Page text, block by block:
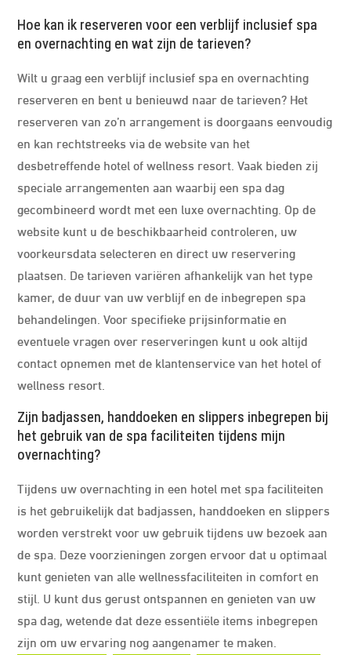
Hoe kan ik reserveren voor een verblijf inclusief spa
en overnachting en wat zijn de tarieven?
Wilt u graag een verblijf inclusief spa en overnachting
reserveren en bent u benieuwd naar de tarieven? Het
reserveren van zo’n arrangement is doorgaans eenvoudig
en kan rechtstreeks via de website van het
desbetreffende hotel of wellness resort. Vaak bieden zij
speciale arrangementen aan waarbij een spa dag
gecombineerd wordt met een luxe overnachting. Op de
website kunt u de beschikbaarheid controleren, uw
voorkeursdata selecteren en direct uw reservering
plaatsen. De tarieven variëren afhankelijk van het type
kamer, de duur van uw verblijf en de inbegrepen spa
behandelingen. Voor specifieke prijsinformatie en
eventuele vragen over reserveringen kunt u ook altijd
contact opnemen met de klantenservice van het hotel of
wellness resort.
Zijn badjassen, handdoeken en slippers inbegrepen bij
het gebruik van de spa faciliteiten tijdens mijn
overnachting?
Tijdens uw overnachting in een hotel met spa faciliteiten
is het gebruikelijk dat badjassen, handdoeken en slippers
worden verstrekt voor uw gebruik tijdens uw bezoek aan
de spa. Deze voorzieningen zorgen ervoor dat u optimaal
kunt genieten van alle wellnessfaciliteiten in comfort en
stijl. U kunt dus gerust ontspannen en genieten van uw
spa dag, wetende dat deze essentiële items inbegrepen
zijn om uw ervaring nog aangenamer te maken.